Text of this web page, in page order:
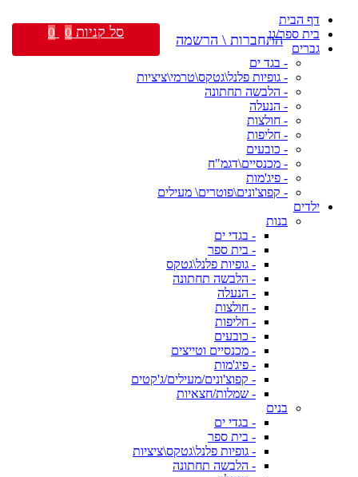
דף הבית
בית ספר/גן
גברים
- בגד ים
- גופיות פלנל\גטקס\טרמי\ציציות
- הלבשה תחתונה
- הנעלה
- חולצות
- חליפות
- כובעים
- מכנסיים\דגמ"ח
- פיג'מות
- קפוצ'ונים\פוטרים\ מעילים
ילדים
בנות
- בגדי ים
- בית ספר
- גופיות פלנל\גטקס
- הלבשה תחתונה
- הנעלה
- חולצות
- חליפות
- כובעים
- מכנסיים וטייצים
- פיג'מות
- קפוצ'ונים/מעילים/ג'קטים
- שמלות/חצאיות
בנים
- בגדי ים
- בית ספר
- גופיות פלנל\גטקס\ציציות
- הלבשה תחתונה
התחברות \ הרשמה סל קניות 0
0